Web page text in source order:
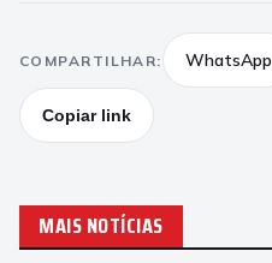
COMPARTILHAR: WhatsApp
Copiar link
MAIS NOTÍCIAS